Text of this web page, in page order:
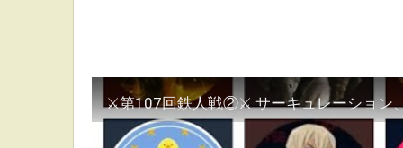
⚔第107回鉄人戦②⚔ サーキュレーション